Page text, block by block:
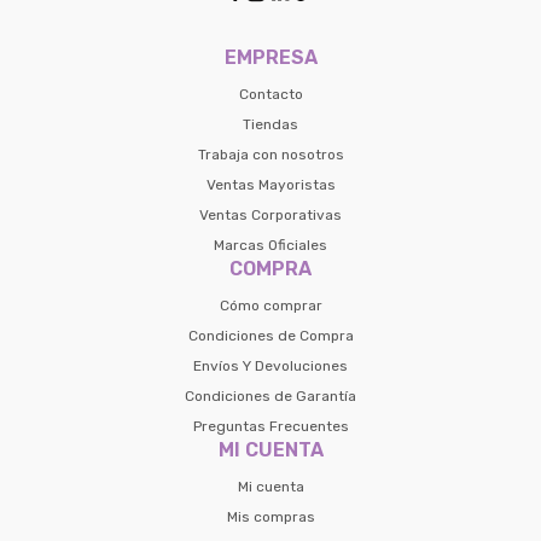
EMPRESA
Contacto
Tiendas
Trabaja con nosotros
Ventas Mayoristas
Ventas Corporativas
Marcas Oficiales
COMPRA
Cómo comprar
Condiciones de Compra
Envíos Y Devoluciones
Condiciones de Garantía
Preguntas Frecuentes
MI CUENTA
Mi cuenta
Mis compras
Mes Año
Continuar
Seleccioná Pago Después como metodo